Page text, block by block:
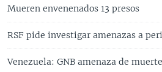
Mueren envenenados 13 presos
RSF pide investigar amenazas a
Venezuela: GNB amenaza de